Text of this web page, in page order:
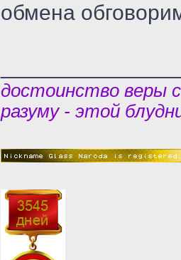
обмена
достоинство веры
разуму - этой